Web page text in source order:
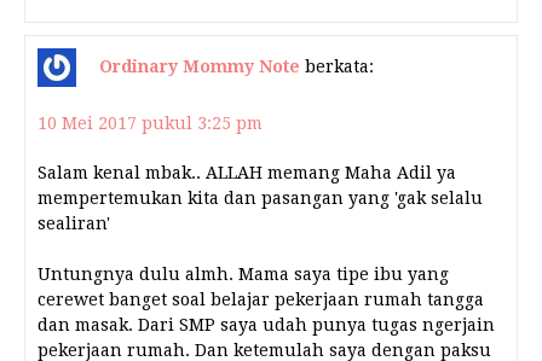
Ordinary Mommy Note berkata:
10 Mei 2017 pukul 3:25 pm
Salam kenal mbak.. ALLAH memang Maha Adil ya
mempertemukan kita dan pasangan yang 'gak selalu
sealiran'
Untungnya dulu almh. Mama saya tipe ibu yang
cerewet banget soal belajar pekerjaan rumah tangga
dan masak. Dari SMP saya udah punya tugas ngerjain
pekerjaan rumah. Dan ketemulah saya dengan paksu